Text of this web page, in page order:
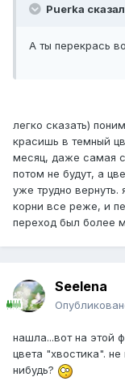
Puerka
А ты перекрась
легко сказать)
красишь в темный
месяц, даже самая
потом не будут, а
уже трудно
корни все реже, и
переход был более
Seelena
нашла...вот на этой
цвета "хвостика".
нибудь?